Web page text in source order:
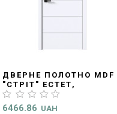
ДВЕРНЕ ПОЛОТНО MDF
"АЛЬФА" НОРМА,
2000X800X40MM
(D00000350)
5598.18 UAH